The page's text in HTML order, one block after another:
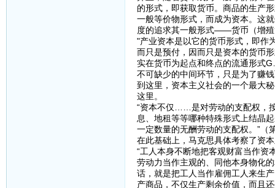
的形式，即获取货币。商品的生产
一般等价物形式，而成为资本。这
度的追求其一般形式——货币（增殖
"产业资本是以它的货币形式，即作
而只是预付，因而只是资本的货币
实在货币为起点和终点的流通形式
不可缺少的中间环节，只是为了赚
到这里，资本主义社会的一个最大
这里。
“资本不仅……是对劳动的支配权，
息、地租等等哪种特殊形式上结晶
一定数量的无酬劳动的支配权。”（
在此基础上，马克思具体考察了资
“工人本身不断地把客观财富当作资
劳动力当作主观的、同他本身物化
话，就是把工人当作雇佣工人来生
产商品，不仅生产剩余价值，而且